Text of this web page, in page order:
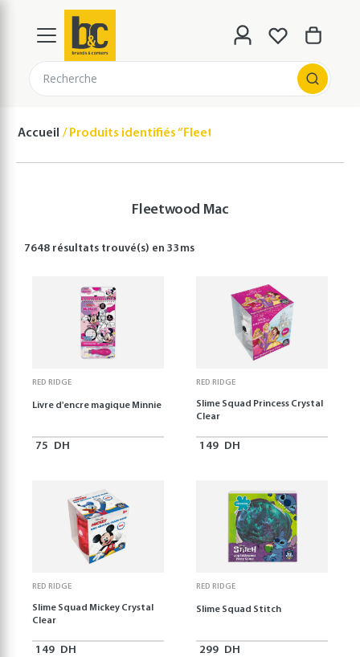
Recherche
Accueil Produits identifiés “Fleetwood Mac”
Fleetwood Mac
7648 résultats trouvé(s) en33 ms
RED RIDGE
Livre d'encre magique Minnie
75 DH
RED RIDGE
Slime Squad Princess Crystal
Clear
149 DH
RED RIDGE
Slime Squad Mickey Crystal
Clear
149 DH
RED RIDGE
Slime Squad Stitch
299 DH